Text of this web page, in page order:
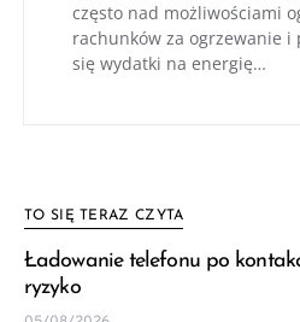
często nad możliwościami
rachunków za ogrzewanie i
się wydatki na energię…
TO SIĘ TERAZ CZYTA
Ładowanie telefonu po
ryzyko